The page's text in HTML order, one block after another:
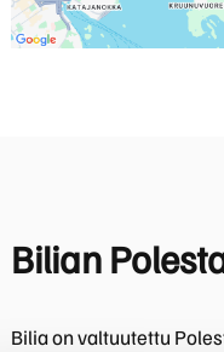
Bilian
Bilia on valtuutettu